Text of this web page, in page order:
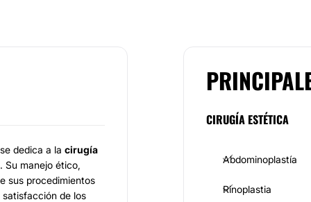
dedica a la cirugía
Su manejo ético,
sus procedimientos
de los
CIRUGÍA ESTÉTICA
Abdominoplastía
Rinoplastia